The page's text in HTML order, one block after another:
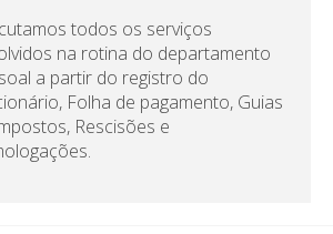
todos os serviços
na rotina do departamento
a partir do registro do
Folha de pagamento, Guias
Rescisões e